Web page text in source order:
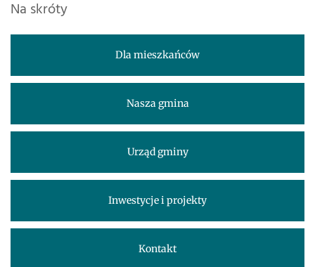
Na skróty
Dla mieszkańców
Nasza gmina
Urząd gminy
Inwestycje i projekty
Kontakt